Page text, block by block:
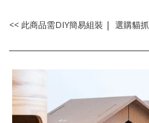
<< 此商品需DIY簡易組裝 | 選購貓